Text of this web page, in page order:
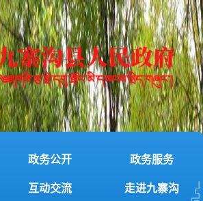
政务公开 政务服务
互动交流 走进九寨沟